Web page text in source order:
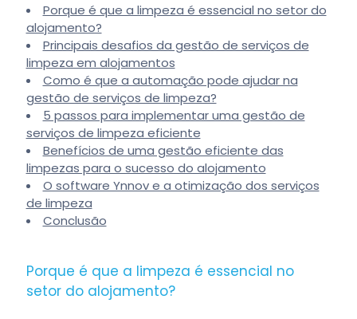
Porque é que a limpeza é essencial no setor do
alojamento?
Principais desafios da gestão de serviços de
limpeza em alojamentos
Como é que a automação pode ajudar na
gestão de serviços de limpeza?
5 passos para implementar uma gestão de
serviços de limpeza eficiente
Benefícios de uma gestão eficiente das
limpezas para o sucesso do alojamento
O software Ynnov e a otimização dos serviços
de limpeza
Conclusão
Porque é que a limpeza é essencial no
setor do alojamento?